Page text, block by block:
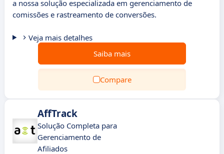
a nossa solução especializada em gerenciamento de
comissões e rastreamento de conversões.
Veja mais detalhes
Saiba mais
Compare
AffTrack
Solução Completa para
Gerenciamento de
Afiliados